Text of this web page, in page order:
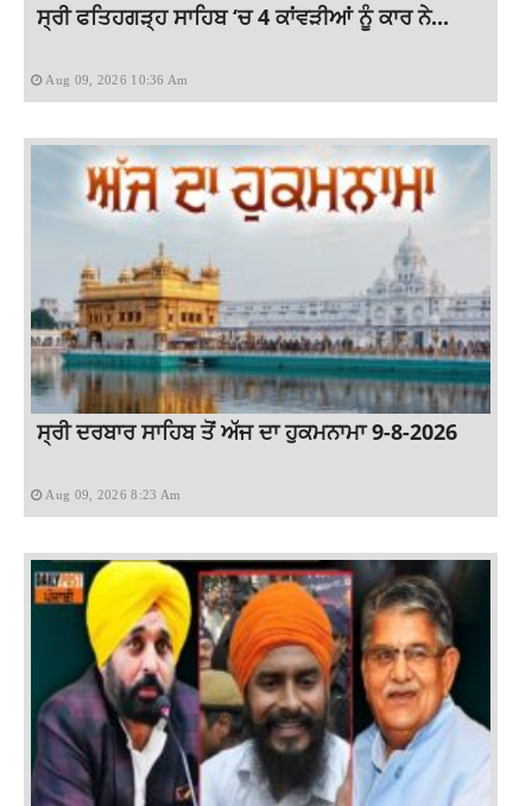
ਸ੍ਰੀ ਫਤਿਹਗੜ੍ਹ ਸਾਹਿਬ ‘ਚ 4 ਕਾਂਵੜੀਆਂ ਨੂੰ ਕਾਰ ਨੇ...
Aug 09, 2026 10:36 Am
ਸ੍ਰੀ ਦਰਬਾਰ ਸਾਹਿਬ ਤੋਂ ਅੱਜ ਦਾ ਹੁਕਮਨਾਮਾ 9-8-2026
Aug 09, 2026 8:23 Am